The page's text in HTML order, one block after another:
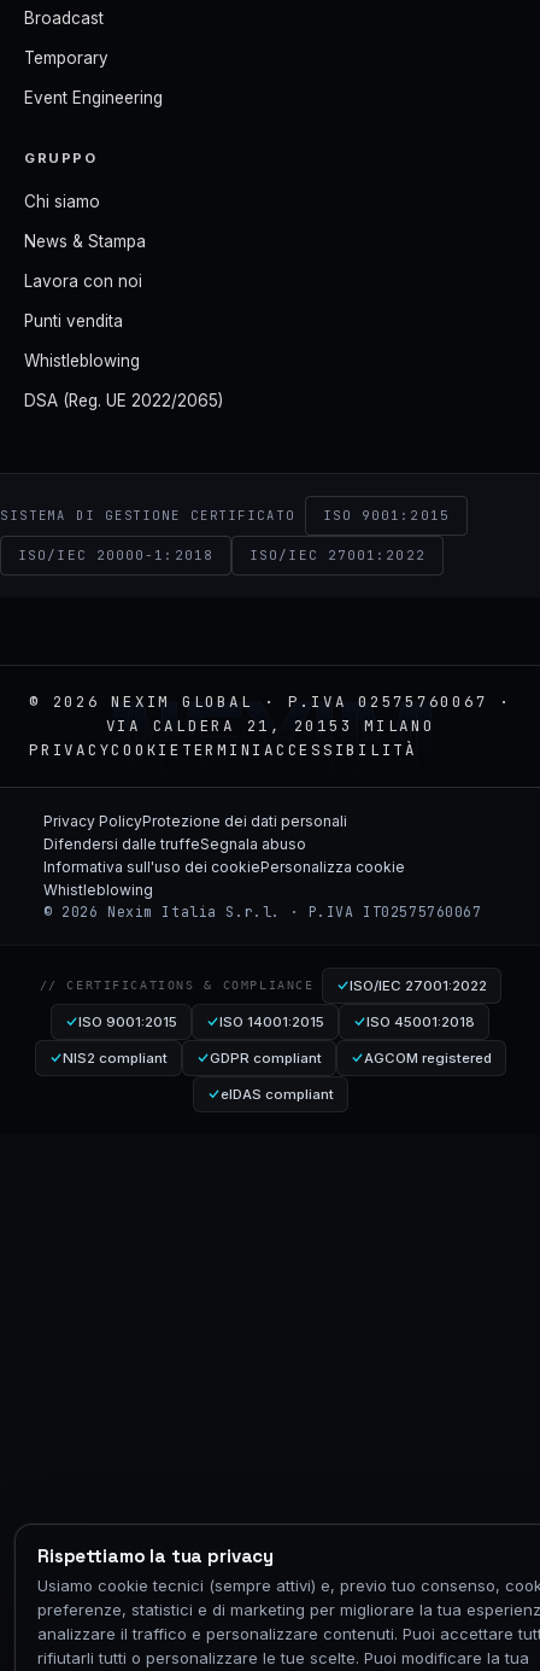
Broadcast
Temporary
Event Engineering
GRUPPO
Chi siamo
News & Stampa
Lavora con noi
Punti vendita
Whistleblowing
DSA (Reg. UE 2022/2065)
SISTEMA DI GESTIONE CERTIFICATO ISO 9001:2015
ISO/IEC 20000-1:2018 ISO/IEC 27001:2022
© 2026 NEXIM GLOBAL · P.IVA 02575760067 ·
VIA CALDERA 21, 20153 MILANO
PRIVACYCOOKIE TERMINI ACCESSIBILITÀ
NEXIM
Rispettiamo la tua privacy
Usiamo cookie tecnici (sempre attivi) e, previo tuo consenso,
preferenze, statistici e di marketing per migliorare la tua
analizzare il traffico e personalizzare contenuti. Puoi accettare
rifiutarli tutti o personalizzare le tue scelte. Puoi modificare la tua
Privacy PolicyProtezione dei dati personali
Difendersi dalle truffeSegnala abuso
Informativa sull'uso dei cookiePersonalizza cookie
Whistleblowing
© 2026 Nexim Italia S.r.l. · P.IVA IT02575760067
// CERTIFICATIONS & COMPLIANCE ISO/IEC 27001:2022
ISO 9001:2015 ISO 14001:2015 ISO 45001:2018
NIS2 compliant GDPR compliant AGCOM registered
eIDAS compliant